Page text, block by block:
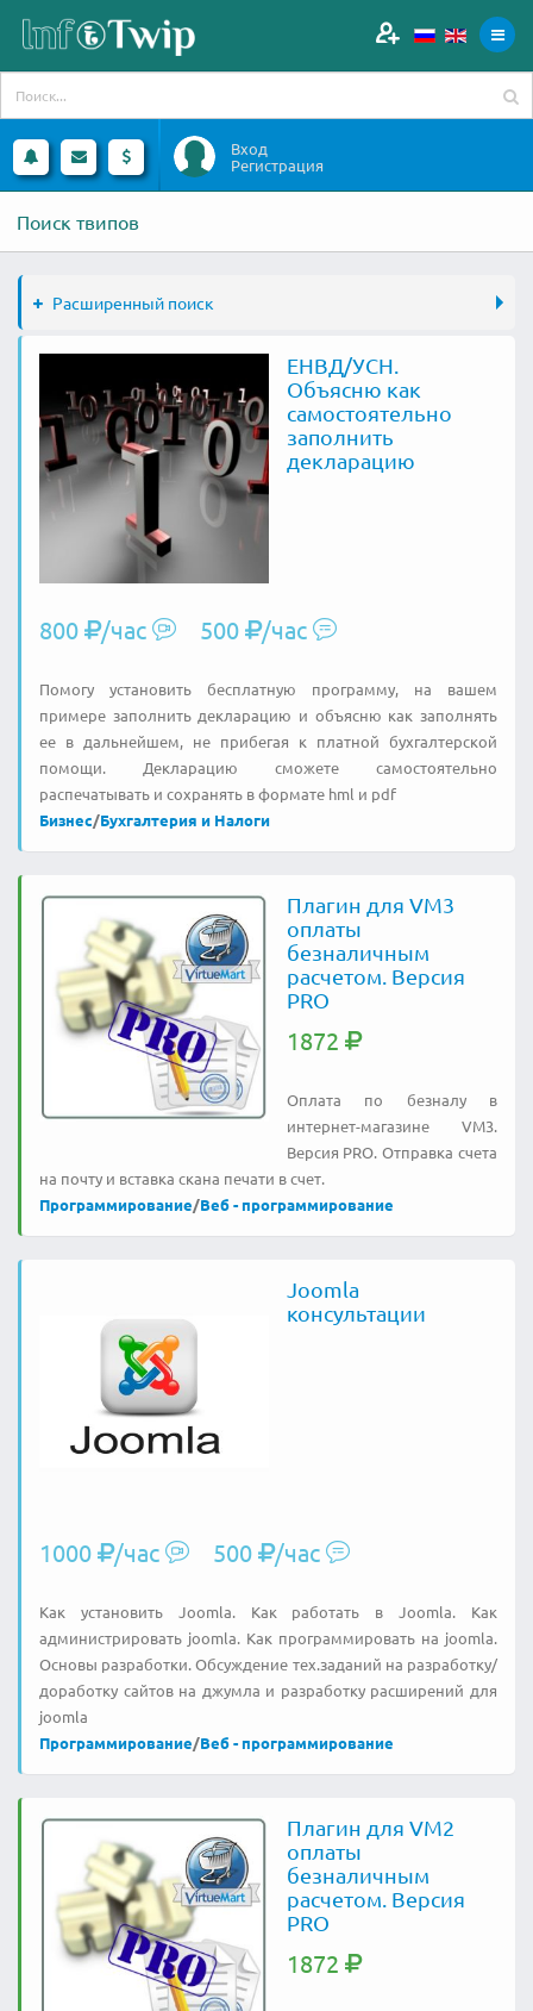
Вход
Регистрация
Поиск твипов
Расширенный поиск
ЕНВД/УСН.
Объясню как
самостоятельно
заполнить
декларацию
800 /час 500 /час
Помогу установить бесплатную программу, на вашем
примере заполнить декларацию и объясню как заполнять
ее в дальнейшем, не прибегая к платной бухгалтерской
помощи. Декларацию сможете самостоятельно
распечатывать и сохранять в формате hml и pdf
Бизнес/Бухгалтерия и Налоги
Плагин для VM3
оплаты
безналичным
расчетом. Версия
PRO
1872
Оплата по безналу в
интернет-магазине VM3.
Версия PRO. Отправка счета
на почту и вставка скана печати в счет.
Программирование/Веб - программирование
Joomla
консультации
1000 /час 500 /час
Как установить Joomla. Как работать в Joomla. Как
администрировать joomla. Как программировать на joomla.
Основы разработки. Обсуждение тех.заданий на разработку/
доработку сайтов на джумла и разработку расширений для
joomla
Программирование/Веб - программирование
Плагин для VM2
оплаты
безналичным
расчетом. Версия
PRO
1872